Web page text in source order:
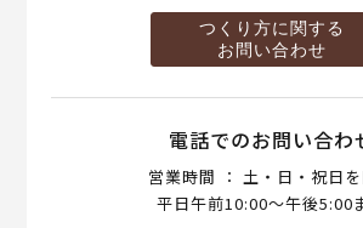
つくり方に関する
お問い合わせ
電話でのお問い合わ
営業時間 ： 土・日・祝日を
平日午前10:00～午後5:00